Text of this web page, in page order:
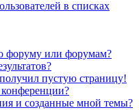
в списках
форуму или форумам?
пустую страницу!
и созданные мной темы?